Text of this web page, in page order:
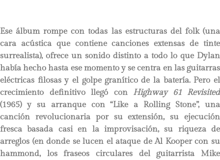
Ese álbum rompe con todas las estructuras del folk (una
cara acústica que contiene canciones extensas de tinte
surrealista), ofrece un sonido distinto a todo lo que Dylan
había hecho hasta ese momento y se centra en las guitarras
eléctricas filosas y el golpe granítico de la batería. Pero el
crecimiento definitivo llegó con Highway 61 Revisited
(1965) y su arranque con “Like a Rolling Stone”, una
canción revolucionaria por su extensión, su ejecución
fresca basada casi en la improvisación, su riqueza de
arreglos (en donde se lucen el ataque de Al Kooper con su
hammond, los fraseos circulares del guitarrista Mike